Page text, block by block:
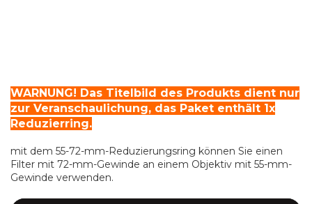
WARNUNG! Das Titelbild des Produkts dient nur
zur Veranschaulichung, das Paket enthält 1x
Reduzierring.
mit dem 55-72-mm-Reduzierungsring können Sie einen
Filter mit 72-mm-Gewinde an einem Objektiv mit 55-mm-
Gewinde verwenden.